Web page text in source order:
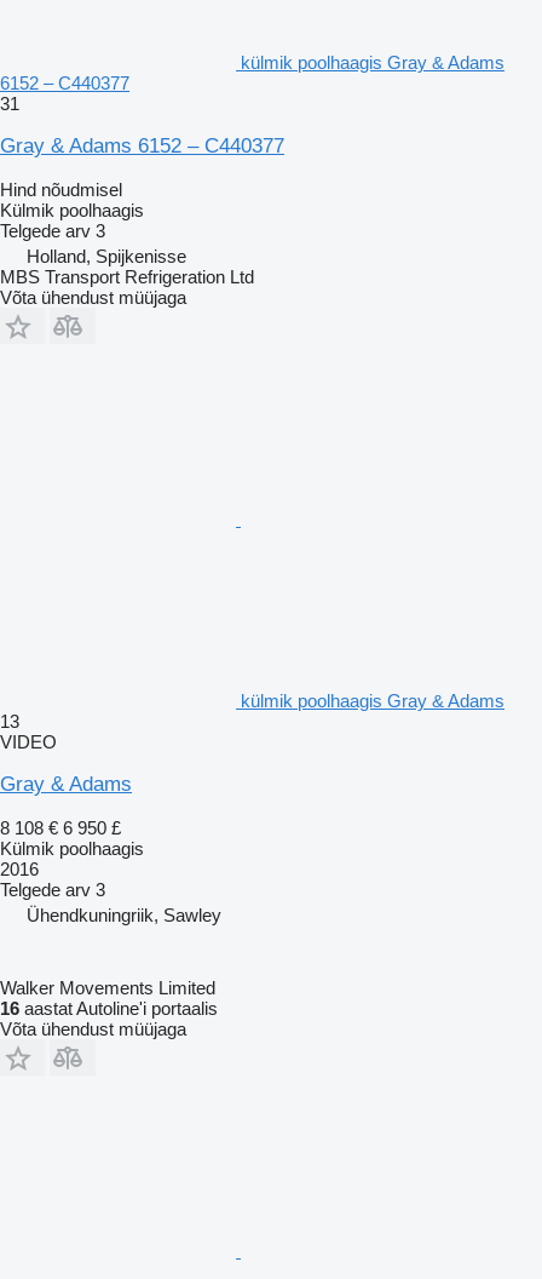
külmik poolhaagis Gray & Adams
6152 – C440377
31
Gray & Adams 6152 – C440377
Hind nõudmisel
Külmik poolhaagis
Telgede arv 3
Holland, Spijkenisse
MBS Transport Refrigeration Ltd
Võta ühendust müüjaga
külmik poolhaagis Gray & Adams
13
VIDEO
Gray & Adams
8 108 € 6 950 £
Külmik poolhaagis
2016
Telgede arv 3
Ühendkuningriik, Sawley
Walker Movements Limited
16 aastat Autoline'i portaalis
Võta ühendust müüjaga